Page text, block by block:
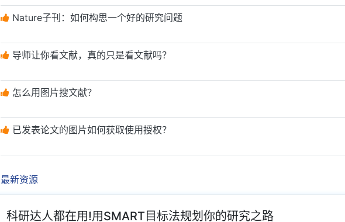
Nature子刊：如何构思一个好的研究问题
导师让你看文献，真的只是看文献吗？
怎么用图片搜文献？
已发表论文的图片如何获取使用授权？
最新资源
科研达人都在用!用SMART目标法规划你的研究之路